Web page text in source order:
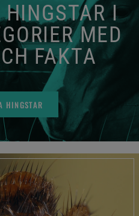
HINGSTAR I
MED
FAKTA
HINGSTAR